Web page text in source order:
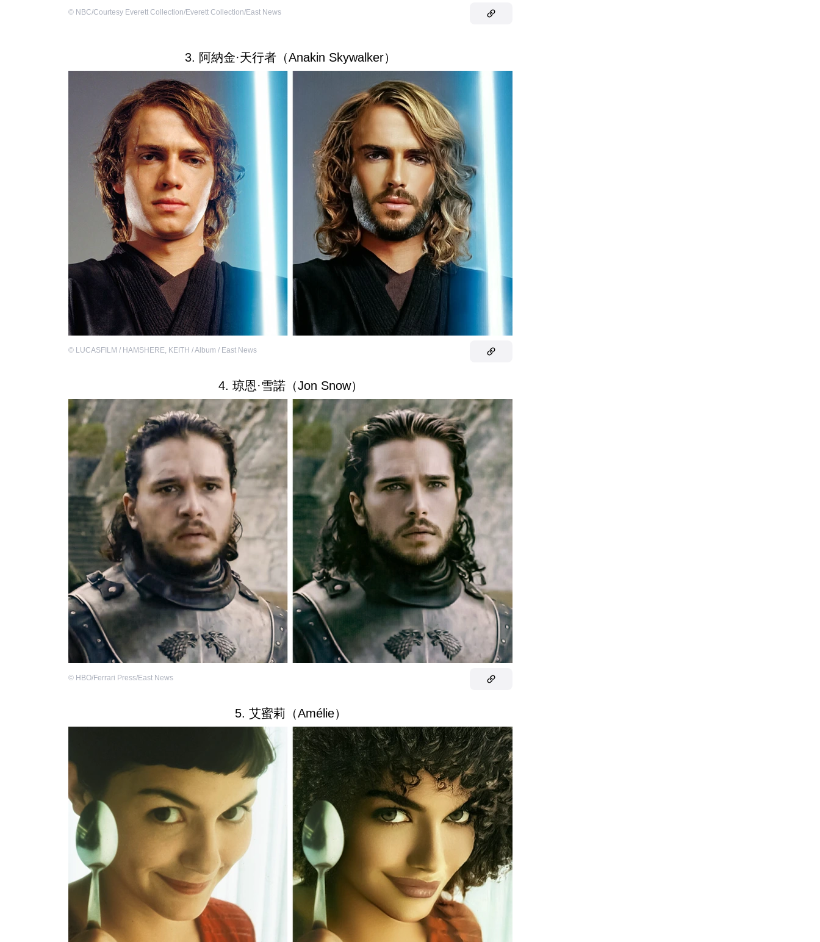
© NBC/Courtesy Everett Collection/Everett Collection/East News
3. 阿納金·天行者（Anakin Skywalker）
© LUCASFILM / HAMSHERE, KEITH / Album / East News
4. 琼恩·雪諾（Jon Snow）
© HBO/Ferrari Press/East News
5. 艾蜜莉（Amélie）